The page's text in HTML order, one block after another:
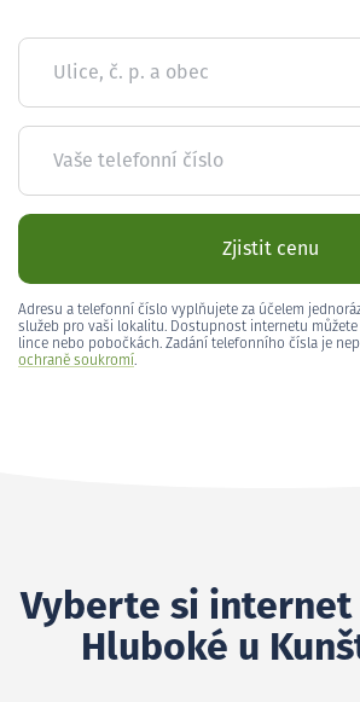
Ulice, č. p. a obec
Vaše telefonní číslo
Zjistit cenu
Adresu a telefonní číslo vyplňujete za účelem
služeb pro vaši lokalitu. Dostupnost internetu
lince nebo pobočkách. Zadání telefonního čísla je
ochraně soukromí.
Vyberte si internet
Hluboké u